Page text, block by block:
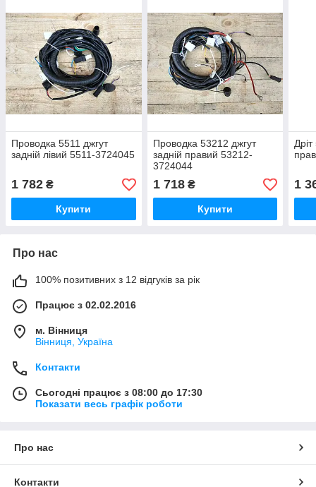
Проводка 5511 джгут
задній лівий 5511-3724045
1 782 ₴
Купити
Проводка 53212 джгут
задній правий 53212-
3724044
1 718₴
Купити
1
Про нас
100% позитивних з 12 відгуків за рік
Працює з 02.02.2016
м. Вінниця
Вінниця, Україна
Контакти
Сьогодні працює з 08:00 до 17:30
Показати весь графік роботи
Про нас
Контакти